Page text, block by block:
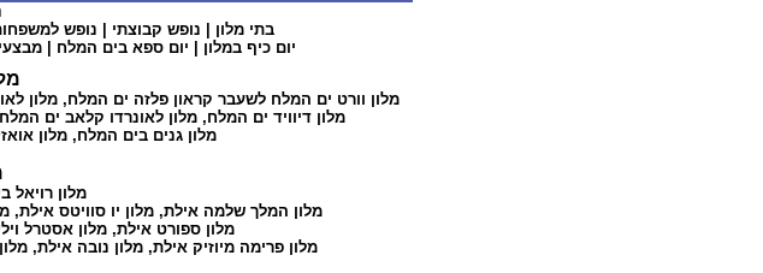
בתי מלון
נופש קבוצתי נופש
יום כיף במלון | יום ספא בים המלח
מלון וורט ים המלח לשעבר קראון פלזה ים המלח,מלון
מלון דיוויד ים המלח,מלון לאונרדו קלאב ים המלח
מלון גנים בים המלח, מלון
מלון רויאל
מלון המלך שלמה אילת, מלון יו סוויטס אילת,
מלון ספורט אילת,מלון אסטרל
מלון פרימה מיוזיק אילת, מלון נובה אילת,